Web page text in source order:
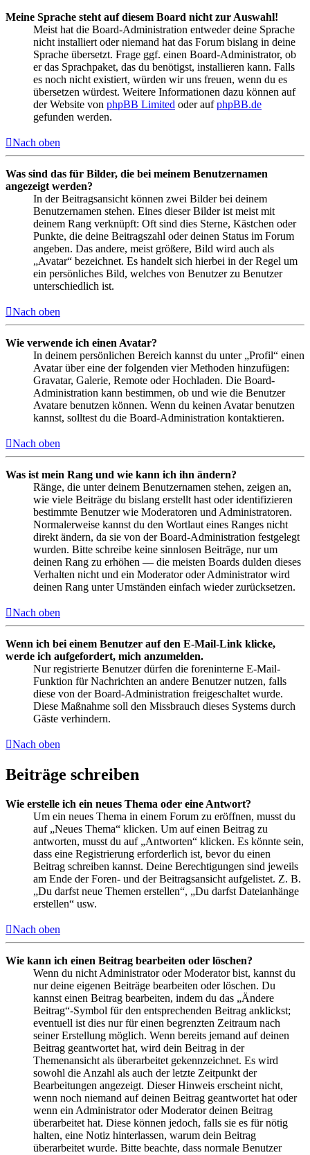
Meine Sprache steht auf diesem Board nicht zur Auswahl!
Meist hat die Board-Administration entweder deine Sprache
nicht installiert oder niemand hat das Forum bislang in deine
Sprache übersetzt. Frage ggf. einen Board-Administrator, ob
er das Sprachpaket, das du benötigst, installieren kann. Falls
es noch nicht existiert, würden wir uns freuen, wenn du es
übersetzen würdest. Weitere Informationen dazu können auf
der Website von phpBB Limited oder aufphpBB.de
gefunden werden.
Nach oben
Was sind das für Bilder, die bei meinem Benutzernamen
angezeigt werden?
In der Beitragsansicht können zwei Bilder bei deinem
Benutzernamen stehen. Eines dieser Bilder ist meist mit
deinem Rang verknüpft: Oft sind dies Sterne, Kästchen oder
Punkte, die deine Beitragszahl oder deinen Status im Forum
angeben. Das andere, meist größere, Bild wird auch als
„Avatar“ bezeichnet. Es handelt sich hierbei in der Regel um
ein persönliches Bild, welches von Benutzer zu Benutzer
unterschiedlich ist.
Nach oben
Wie verwende ich einen Avatar?
In deinem persönlichen Bereich kannst du unter „Profil“ einen
Avatar über eine der folgenden vier Methoden hinzufügen:
Gravatar, Galerie, Remote oder Hochladen. Die Board-
Administration kann bestimmen, ob und wie die Benutzer
Avatare benutzen können. Wenn du keinen Avatar benutzen
kannst, solltest du die Board-Administration kontaktieren.
Nach oben
Was ist mein Rang und wie kann ich ihn ändern?
Ränge, die unter deinem Benutzernamen stehen, zeigen an,
wie viele Beiträge du bislang erstellt hast oder identifizieren
bestimmte Benutzer wie Moderatoren und Administratoren.
Normalerweise kannst du den Wortlaut eines Ranges nicht
direkt ändern, da sie von der Board-Administration festgelegt
wurden. Bitte schreibe keine sinnlosen Beiträge, nur um
deinen Rang zu erhöhen — die meisten Boards dulden dieses
Verhalten nicht und ein Moderator oder Administrator wird
deinen Rang unter Umständen einfach wieder zurücksetzen.
Nach oben
Wenn ich bei einem Benutzer auf den E-Mail-Link klicke,
werde ich aufgefordert, mich anzumelden.
Nur registrierte Benutzer dürfen die foreninterne E-Mail-
Funktion für Nachrichten an andere Benutzer nutzen, falls
diese von der Board-Administration freigeschaltet wurde.
Diese Maßnahme soll den Missbrauch dieses Systems durch
Gäste verhindern.
Nach oben
Beiträge schreiben
Wie erstelle ich ein neues Thema oder eine Antwort?
Um ein neues Thema in einem Forum zu eröffnen, musst du
auf „Neues Thema“ klicken. Um auf einen Beitrag zu
antworten, musst du auf „Antworten“ klicken. Es könnte sein,
dass eine Registrierung erforderlich ist, bevor du einen
Beitrag schreiben kannst. Deine Berechtigungen sind jeweils
am Ende der Foren- und der Beitragsansicht aufgelistet. Z. B.
„Du darfst neue Themen erstellen“, „Du darfst Dateianhänge
erstellen“ usw.
Nach oben
Wie kann ich einen Beitrag bearbeiten oder löschen?
Wenn du nicht Administrator oder Moderator bist, kannst du
nur deine eigenen Beiträge bearbeiten oder löschen. Du
kannst einen Beitrag bearbeiten, indem du das „Ändere
Beitrag“-Symbol für den entsprechenden Beitrag anklickst;
eventuell ist dies nur für einen begrenzten Zeitraum nach
seiner Erstellung möglich. Wenn bereits jemand auf deinen
Beitrag geantwortet hat, wird dein Beitrag in der
Themenansicht als überarbeitet gekennzeichnet. Es wird
sowohl die Anzahl als auch der letzte Zeitpunkt der
Bearbeitungen angezeigt. Dieser Hinweis erscheint nicht,
wenn noch niemand auf deinen Beitrag geantwortet hat oder
wenn ein Administrator oder Moderator deinen Beitrag
überarbeitet hat. Diese können jedoch, falls sie es für nötig
halten, eine Notiz hinterlassen, warum dein Beitrag
überarbeitet wurde. Bitte beachte, dass normale Benutzer